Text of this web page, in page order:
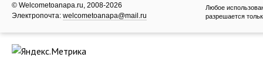
© Welcometoanapa.ru, 2008-2026
Электропочта: welcometoanapa@mail.ru
Любое
разрешается